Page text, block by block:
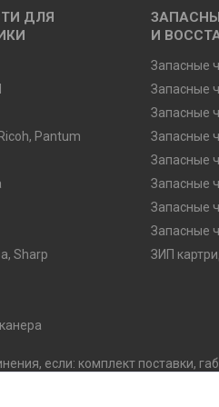
ДЛЯ
Pantum
Sharp
И
Запасные
Запасные
Запасные
Запасные
Запасные
Запасные
Запасные
Запасные
ЗИП
если: комплект поставки,
качеств, без предварительного